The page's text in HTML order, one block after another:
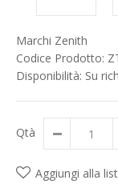
Marchi Zenith
Codice Prodotto:
Disponibilità: Su
Qtà
Aggiungi alla